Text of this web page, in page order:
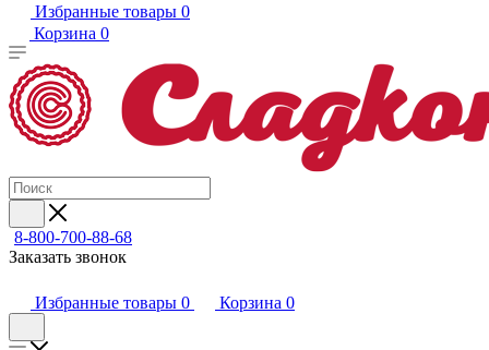
Избранные товары 0
Корзина 0
8-800-700-88-68
Заказать звонок
Избранные товары 0 Корзина 0